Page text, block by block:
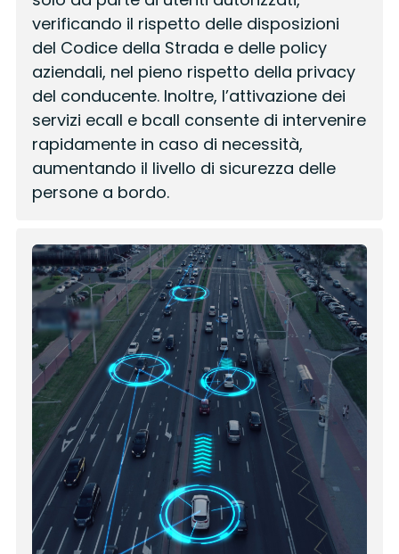
verificando il rispetto delle disposizioni
del Codice della Strada e delle policy
aziendali, nel pieno rispetto della privacy
del conducente. Inoltre, l’attivazione dei
servizi ecall e bcall consente di intervenire
rapidamente in caso di necessità,
aumentando il livello di sicurezza delle
persone a bordo.